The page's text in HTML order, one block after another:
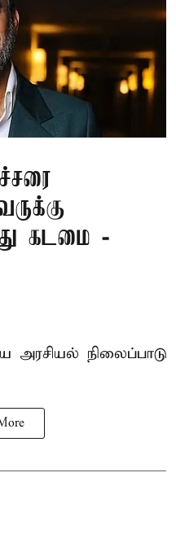
கடமை -
அரசியல் நிலைப்பாடு